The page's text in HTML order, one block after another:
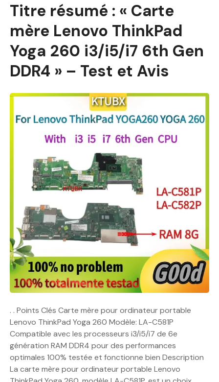
Titre résumé : « Carte
mère Lenovo ThinkPad
Yoga 260 i3/i5/i7 6th Gen
DDR4 » – Test et Avis
. . Points Clés Carte mère pour ordinateur portable
Lenovo ThinkPad Yoga 260 Modèle: LA-C581P
Compatible avec les processeurs i3/i5/i7 de 6e
génération RAM DDR4 pour des performances
optimales 100% testée et fonctionne bien Description
La carte mère pour ordinateur portable Lenovo